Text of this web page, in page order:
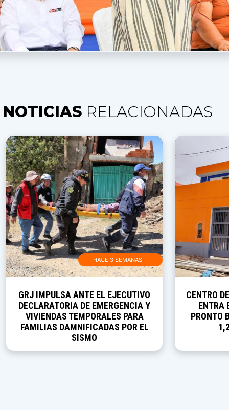
NOTICIAS RELACIONADAS
≡ HACE 3 SEMANAS
GRJ IMPULSA ANTE EL EJECUTIVO
DECLARATORIA DE EMERGENCIA Y
VIVIENDAS TEMPORALES PARA
FAMILIAS DAMNIFICADAS POR EL
SISMO
CENTRO
ENTRA
PRONTO